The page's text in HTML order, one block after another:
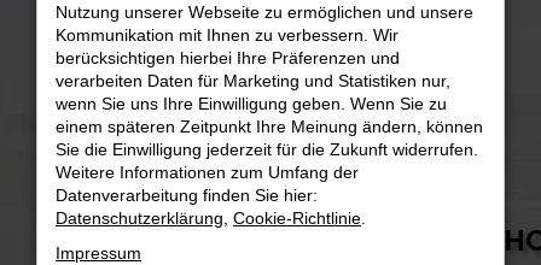
IHRE AUTOVERMIETUNG IN
Nutzung unserer Webseite zu ermöglichen und unsere
Kommunikation mit Ihnen zu verbessern. Wir
berücksichtigen hierbei Ihre Präferenzen und
verarbeiten Daten für Marketing und Statistiken nur,
wenn Sie uns Ihre Einwilligung geben. Wenn Sie zu
einem späteren Zeitpunkt Ihre Meinung ändern, können
Sie die Einwilligung jederzeit für die Zukunft widerrufen.
Weitere Informationen zum Umfang der
Datenverarbeitung finden Sie hier:
Datenschutzerklärung Cookie-Richtlinie
Impressum